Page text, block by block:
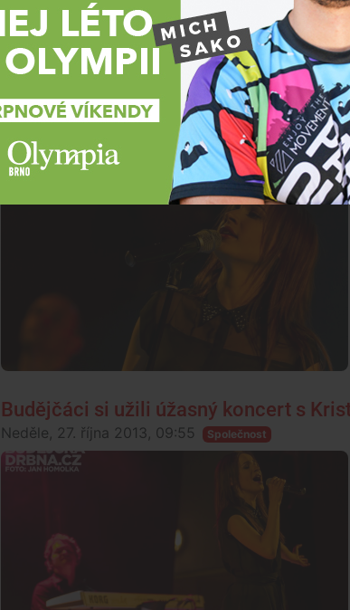
Nadšená Kristína: „Publikum bylo
Neděle, 3. listopadu 2013, 16:05 Míčové sporty
Budějčáci si užili úžasný koncert s
Neděle, 27. října 2013, 09:55 Společnost